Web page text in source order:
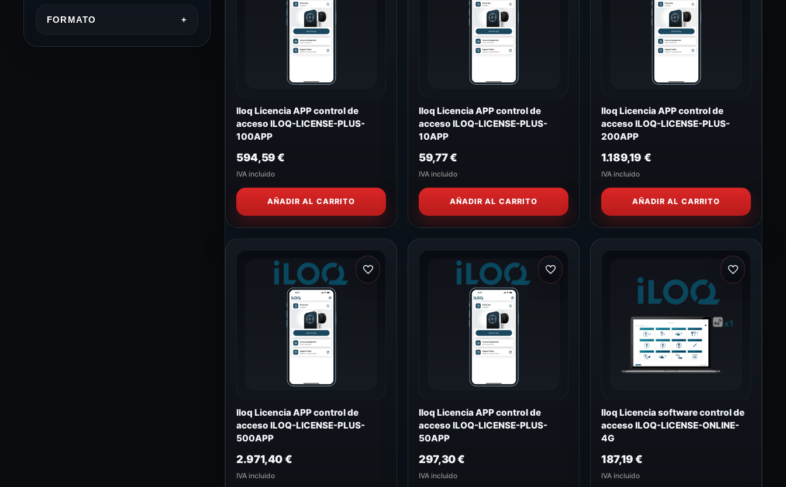
FORMATO +
Iloq Licencia APP control de
acceso ILOQ-LICENSE-PLUS-
100APP
594,59€
IVA incluido
AÑADIR AL CARRITO
Iloq Licencia APP control de
acceso ILOQ-LICENSE-PLUS-
10APP
59,77€
IVA incluido
AÑADIR AL CARRITO
Iloq Licencia APP control de
acceso ILOQ-LICENSE-PLUS-
200APP
1.189,19 €
IVA incluido
AÑADIR AL CARRITO
Iloq Licencia APP control de
acceso ILOQ-LICENSE-PLUS-
500APP
2.971,40€
IVA incluido
Iloq Licencia APP control de
acceso ILOQ-LICENSE-PLUS-
50APP
297,30€
IVA incluido
Iloq Licencia software control de
acceso ILOQ-LICENSE-ONLINE-
4G
187,19€
IVA incluido